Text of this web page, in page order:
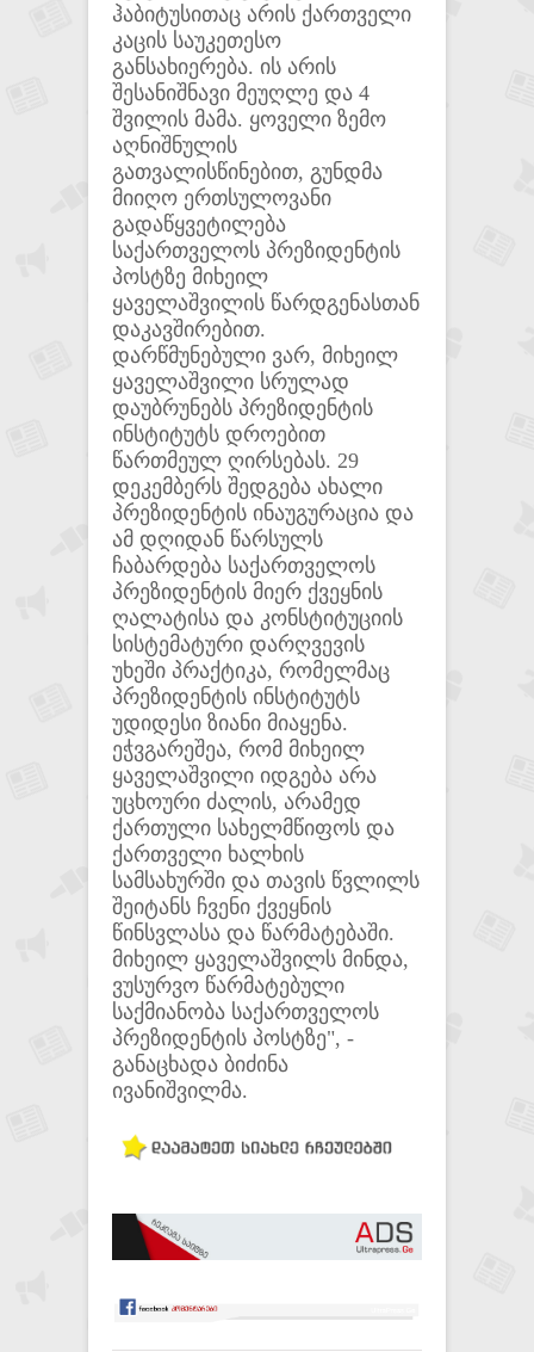
ჰაბიტუსითაც არის ქართველი
კაცის საუკეთესო
განსახიერება. ის არის
შესანიშნავი მეუღლე და 4
შვილის მამა. ყოველი ზემო
აღნიშნულის
გათვალისწინებით, გუნდმა
მიიღო ერთსულოვანი
გადაწყვეტილება
საქართველოს პრეზიდენტის
პოსტზე მიხეილ
ყაველაშვილის წარდგენასთან
დაკავშირებით.
დარწმუნებული ვარ, მიხეილ
ყაველაშვილი სრულად
დაუბრუნებს პრეზიდენტის
ინსტიტუტს დროებით
წართმეულ ღირსებას. 29
დეკემბერს შედგება ახალი
პრეზიდენტის ინაუგურაცია და
ამ დღიდან წარსულს
ჩაბარდება საქართველოს
პრეზიდენტის მიერ ქვეყნის
ღალატისა და კონსტიტუციის
სისტემატური დარღვევის
უხეში პრაქტიკა, რომელმაც
პრეზიდენტის ინსტიტუტს
უდიდესი ზიანი მიაყენა.
ეჭვგარეშეა, რომ მიხეილ
ყაველაშვილი იდგება არა
უცხოური ძალის, არამედ
ქართული სახელმწიფოს და
ქართველი ხალხის
სამსახურში და თავის წვლილს
შეიტანს ჩვენი ქვეყნის
წინსვლასა და წარმატებაში.
მიხეილ ყაველაშვილს მინდა,
ვუსურვო წარმატებული
საქმიანობა საქართველოს
პრეზიდენტის პოსტზე", -
განაცხადა ბიძინა
ივანიშვილმა.